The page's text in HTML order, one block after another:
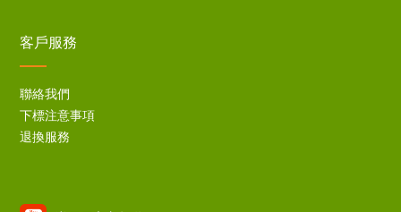
客戶服務
聯絡我們
下標注意事項
退換服務